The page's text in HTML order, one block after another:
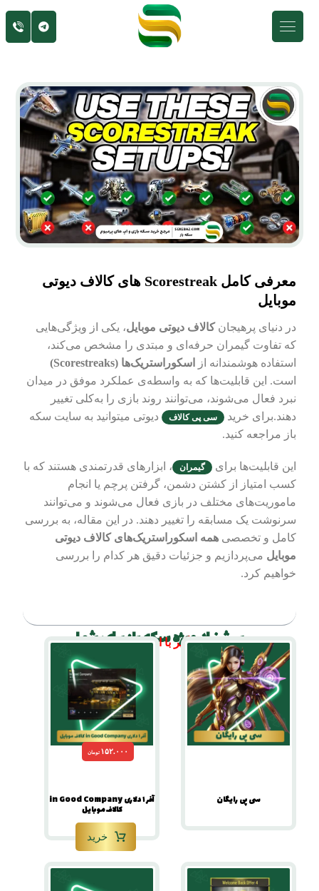
معرفی کامل Scorestreak های کالاف دیوتی
موبایل
در دنیای پرهیجانکالاف دیوتی موبایل، یکی از ویژگی‌هایی
که تفاوت گیمران حرفه‌ای و مبتدی را مشخص می‌کند،
استفاده هوشمندانه از
اسکوراستریک‌ها (Scorestreaks)
است. این قابلیت‌ها که به‌ واسطه‌ی عملکرد موفق در میدان
نبرد فعال می‌شوند، می‌توانند روند بازی را به‌کلی تغییر
دهند.برای خرید
سی پی کالاف
دیوتی میتوانید به سایت سکه
باز مراجعه کنید.
این قابلیت‌ها برای گیمران
، ابزارهای قدرتمندی هستند که با
کسب امتیاز از کشتن دشمن، گرفتن پرچم یا انجام
ماموریت‌های مختلف در بازی فعال می‌شوند و می‌توانند
سرنوشت یک مسابقه را تغییر دهند. در این مقاله، به بررسی
کامل و تخصصیهمه اسکوراستریک‌های کالاف دیوتی
موبایل می‌پردازیم و جزئیات دقیق هر کدام را بررسی
خواهیم کرد.
پیشنهاد ویژه سکه باز برای شما
۵% تخفیف بگیر با این کد تخفیف: seke
سی پی رایگان آفر ۱ دلاری in Good Company
کالاف موبایل
۱۵۲.۰۰۰ تومان
خرید